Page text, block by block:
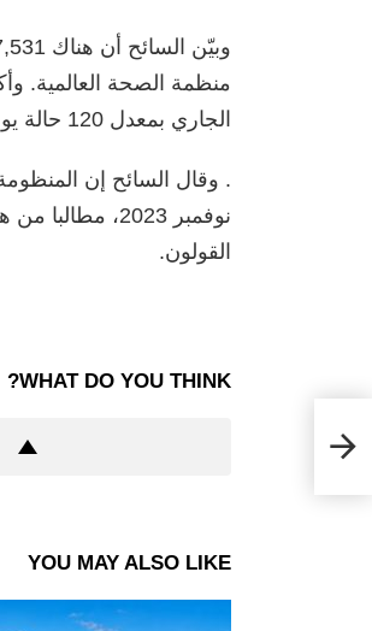
الجاري بمعدل 120 حالة يوميا بمركز العلاج الإشعاعي بمستشفى طرابلس المركزي
القولون.
WHAT DO YOU THINK?
YOU MAY ALSO LIKE